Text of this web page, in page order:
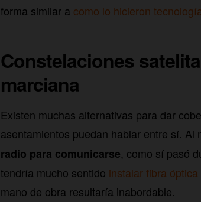
forma similar a como lo hicieron
Constelaciones
marciana
Existen muchas alternativas para dar
asentamientos puedan hablar entre sí. Al
radio para comunicarse, como sí pasó
tendría mucho sentido instalar fibra óptica
mano de obra resultaría inabordable.